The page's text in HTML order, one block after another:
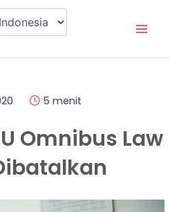
5 menit
Omnibus Law